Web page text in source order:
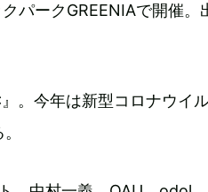
パークGREENIAで開催。
。今年は新型コロナウイ